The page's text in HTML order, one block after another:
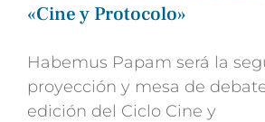
«Cine y Protocolo»
Habemus Papam será la
proyección y mesa de
edición del Ciclo Cine y